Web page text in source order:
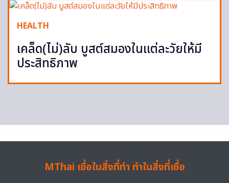
HEALTH
เคล็ด(ไม่)ลับ บูสต์สมองในแต่ละวัยให้มี
ประสิทธิภาพ
MThai เชื่อในสิ่งที่ทำ ทำในสิ่งที่เชื่อ